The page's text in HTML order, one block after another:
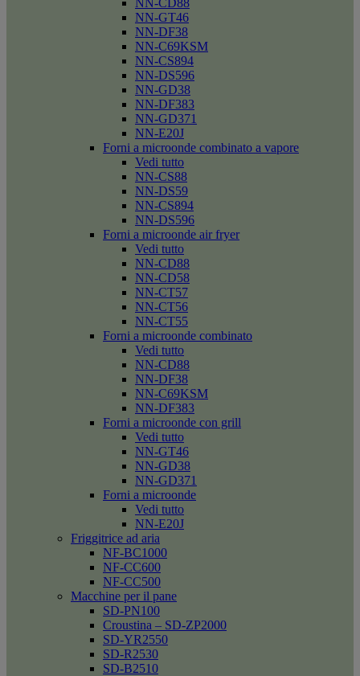
NN-CD88
NN-GT46
NN-DF38
NN-C69KSM
NN-CS894
NN-DS596
NN-GD38
NN-DF383
NN-GD371
NN-E20J
Forni a microonde combinato a vapore
Vedi tutto
NN-CS88
NN-DS59
NN-CS894
NN-DS596
Forni a microonde air fryer
Vedi tutto
NN-CD88
NN-CD58
NN-CT57
NN-CT56
NN-CT55
Forni a microonde combinato
Vedi tutto
NN-CD88
NN-DF38
NN-C69KSM
NN-DF383
Forni a microonde con grill
Vedi tutto
NN-GT46
NN-GD38
NN-GD371
Forni a microonde
Vedi tutto
NN-E20J
Friggitrice ad aria
NF-BC1000
NF-CC600
NF-CC500
Macchine per il pane
SD-PN100
Croustina – SD-ZP2000
SD-YR2550
SD-R2530
SD-B2510